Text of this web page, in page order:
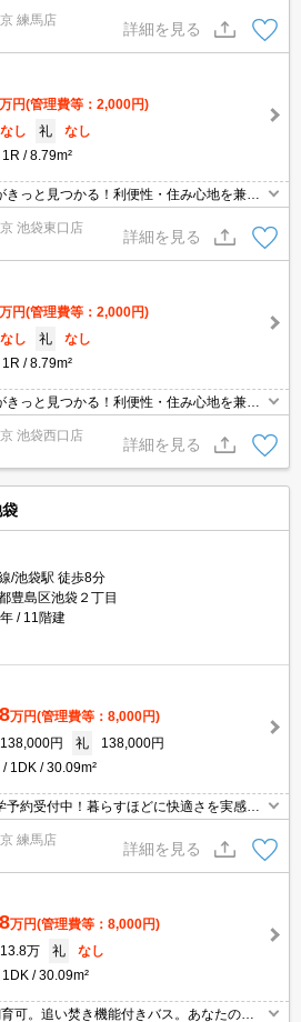
練馬店
詳細を見る
万円(管理費等：2,000円)
なし 礼
なし
1R 8.79m²
っと見つかる！利便性・住み心地を兼ね
にご相談ください。お部屋探しはタウンハ
い！
池袋東口店
詳細を見る
万円(管理費等：2,000円)
なし 礼
なし
1R 8.79m²
っと見つかる！利便性・住み心地を兼ね
にご相談ください。お部屋探しはタウンハ
い！
池袋西口店
詳細を見る
/池袋駅 徒歩8分
豊島区池袋２丁目
11階建
万円(管理費等：8,000円)
138,000円 礼
138,000円
1DK 30.09m²
約受付中！暮らすほどに快適さを実感で
施設の多さ！日常の買い物に便利！
練馬店
詳細を見る
万円(管理費等：8,000円)
13.8万 礼
なし
1DK 30.09m²
可。追い焚き機能付きバス。あなたの新